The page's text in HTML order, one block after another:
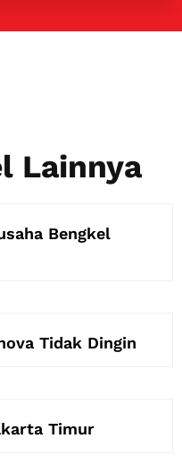
Lainnya
Bengkel
Tidak Dingin
Timur